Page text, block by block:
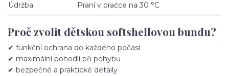
Údržba
Praní v pračce na 30 °C
Proč zvolit dětskou softshellovou bundu?
✔ funkční ochrana do každého počasí
✔ maximální pohodlí při pohybu
✔ bezpečné a praktické detaily